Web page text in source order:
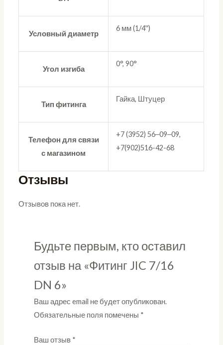
Условный диаметр
6 мм (1/4'')
Угол изгиба
0°, 90°
Тип фитинга
Гайка, Штуцер
Телефон для связи
с магазином
+7 (3952) 56‒09‒09,
+7(902)516-42-68
Отзывы
Отзывов пока нет.
Будьте первым, кто оставил
отзыв на «Фитинг JIC 7/16
DN 6»
Ваш адрес email не будет опубликован.
Обязательные поля помечены *
Ваш отзыв *